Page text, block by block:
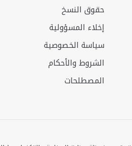
حقوق النسخ
إخلاء المسؤولية
سياسة الخصوصية
الشروط والأحكام
المصطلحات